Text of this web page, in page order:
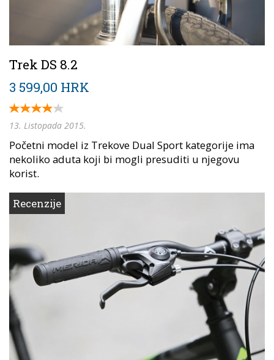
Trek DS 8.2
3 599,00 HRK
13. Listopada 2015.
Početni model iz Trekove Dual Sport kategorije ima
nekoliko aduta koji bi mogli presuditi u njegovu
korist.
Recenzije